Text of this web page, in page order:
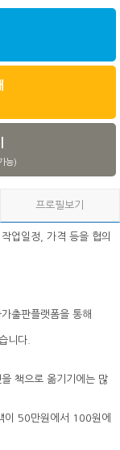
능)
프로필보기
업일정, 가격 등을 협의
출판플랫폼을 통해
니다.
책으로 옮기기에는 많
이 50만원에서 100원에